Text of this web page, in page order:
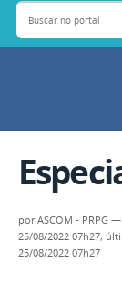
Buscar no portal
porASCOM - PRPG —
25/08/2022 07h27,
25/08/2022 07h27